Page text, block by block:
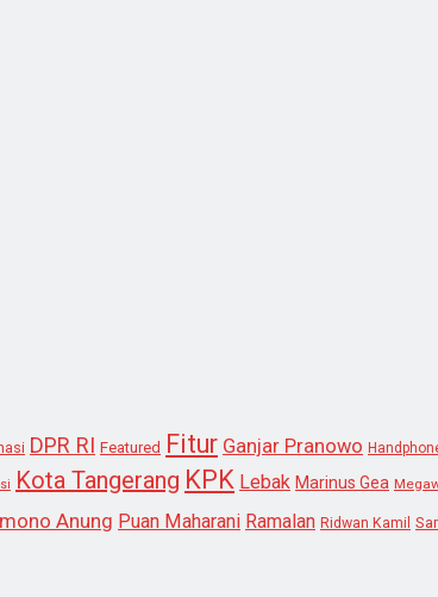
DPR RI Featured Fitur Ganjar Pranowo
Kota Tangerang KPK Lebak Marinus Gea
Anung Puan Maharani Ramalan Ridwan Kamil